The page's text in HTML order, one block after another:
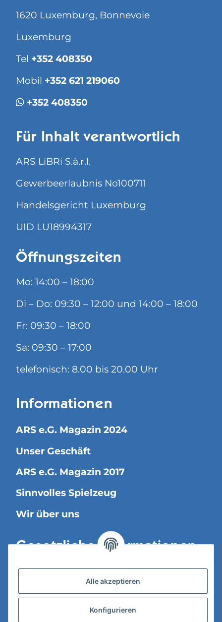
1620 Luxemburg, Bonnevoie
Luxemburg
Tel +352 408350
Mobil +352 621 219060
+352 408350
Für Inhalt verantwortlich
ARS LiBRi S.à.r.l.
Gewerbeerlaubnis No100711
Handelsgericht Luxemburg
UID LU18994317
Öffnungszeiten
Mo: 14:00 – 18:00
Di – Do: 09:30 – 12:00 und 14:00 – 18:00
Fr: 09:30 – 18:00
Sa: 09:30 – 17:00
telefonisch: 8.00 bis 20.00 Uhr
Informationen
ARS e.G. Magazin 2024
Unser Geschäft
ARS e.G. Magazin 2017
Sinnvolles Spielzeug
Wir über uns
Gesetzliche Informationen
Versandinformationen
Datenschutz
Alle akzeptieren
Konfigurieren